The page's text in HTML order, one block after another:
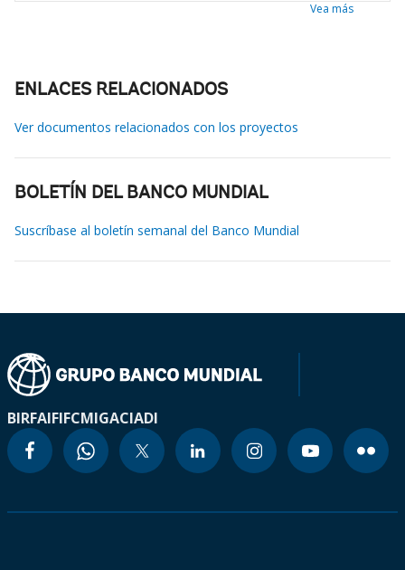
Vea más
ENLACES RELACIONADOS
Ver documentos relacionados con los proyectos
BOLETÍN DEL BANCO MUNDIAL
Suscríbase al boletín semanal del Banco Mundial
BIRFAIFIFCMIGACIADI